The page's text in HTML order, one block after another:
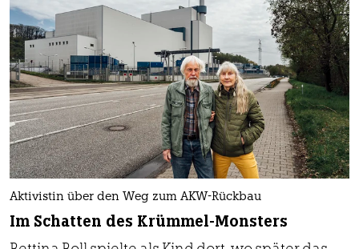
Aktivistin über den Weg zum AKW-Rückbau
Im Schatten des Krümmel-Monsters